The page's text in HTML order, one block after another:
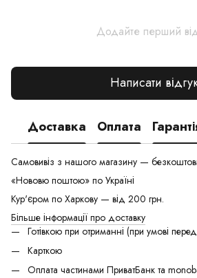
Додайте перший
Написати
Доставка Оплата
Самовивіз з нашого магазину —
«Нововю поштою» по Україні
Кур'єром по Харкову — від 200 грн.
Більше інформації про доставку
Готівкою при отриманні (при умові
Карткою
Оплата частинами ПриватБанк та